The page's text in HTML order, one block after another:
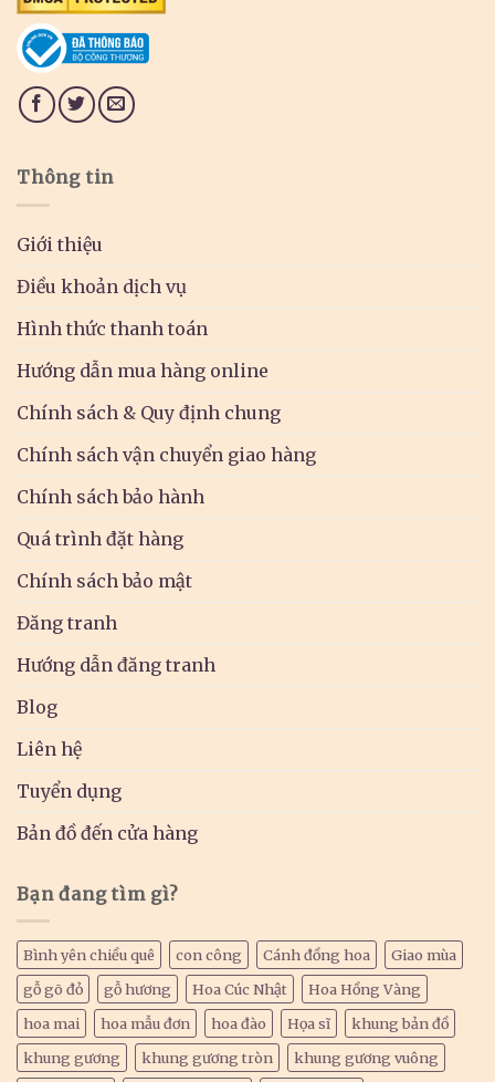
Thông tin
Giới thiệu
Điều khoản dịch vụ
Hình thức thanh toán
Hướng dẫn mua hàng online
Chính sách & Quy định chung
Chính sách vận chuyển giao hàng
Chính sách bảo hành
Quá trình đặt hàng
Chính sách bảo mật
Đăng tranh
Hướng dẫn đăng tranh
Blog
Liên hệ
Tuyển dụng
Bản đồ đến cửa hàng
Bạn đang tìm gì?
Bình yên chiều quê con công Cánh đồng hoa
Giao mùa
gỗ gõ đỏ
gỗ hương Hoa Cúc Nhật
Hoa Hồng Vàng
hoa mai
hoa mẫu đơn hoa đào Họa sĩ
khung bản đồ
khung gương
khung gương tròn
khung gương vuông